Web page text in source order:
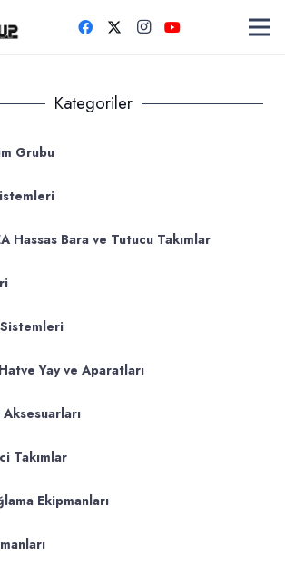
Kategoriler
Grubu
Hassas Bara ve Tutucu Takımlar
Yay ve Aparatları
Aksesuarları
Takımlar
Ekipmanları